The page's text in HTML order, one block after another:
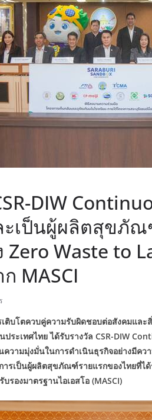
DIW
ะเป็นผู้ผลิตสุขภั
Zero Waste to
MASCI
ติบโตควบคู่ความรับผิดชอบต่อสังคมและ
ระเทศไทย ได้รับรางวัล CSR-DIW
ความมุ่งมั่นในการดำเนินธุรกิจอย่างมี
ารเป็นผู้ผลิตสุขภัณฑ์รายแรกของไทยที่
องมาตรฐานไอเอสโอ (MASCI)